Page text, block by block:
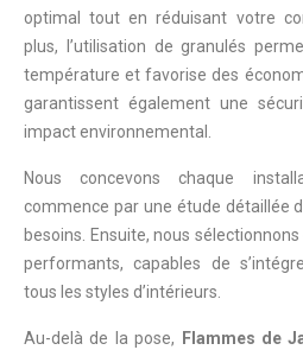
optimal tout en réduisant votre
plus, l’utilisation de granulés
température et favorise des
garantissent également une
impact environnemental.
Nous concevons chaque
commence par une étude détaillée
besoins. Ensuite, nous
performants, capables de
tous les styles d’intérieurs.
Au-delà de la pose, Flammes de